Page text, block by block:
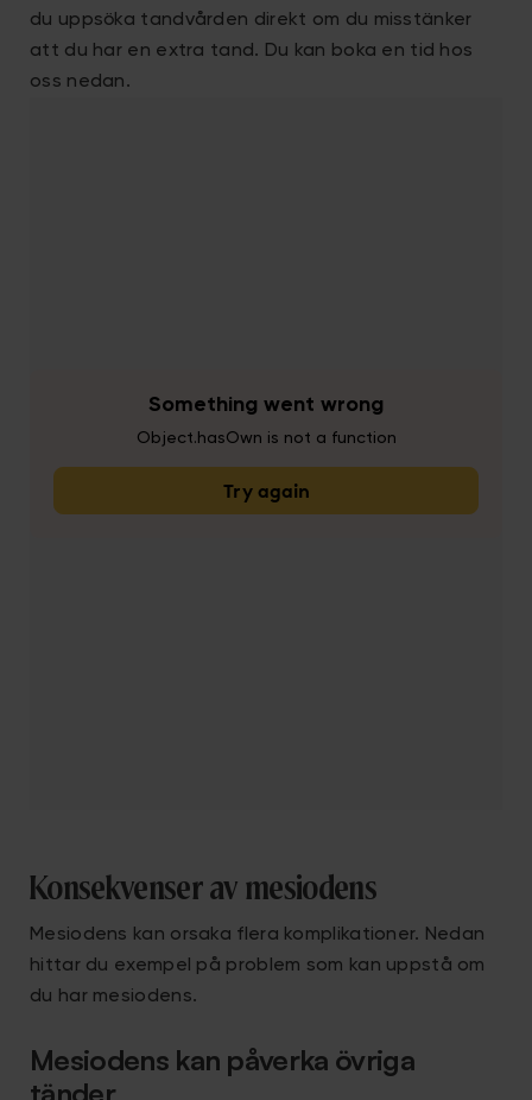
du uppsöka tandvården direkt om du misstänker
att du har en extra tand. Du kan boka en tid hos
oss nedan.
Konsekvenser av mesiodens
Mesiodens kan orsaka flera komplikationer. Nedan
hittar du exempel på problem som kan uppstå om
du har mesiodens.
Mesiodens kan påverka övriga
tänder